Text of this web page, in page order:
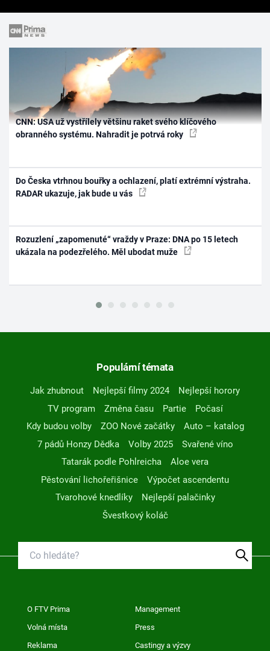
CNN: USA už vystřílely většinu raket svého klíčového
obranného systému. Nahradit je potrvá roky
Do Česka vtrhnou bouřky a ochlazení, platí extrémní výstraha.
RADAR ukazuje, jak bude u vás
Rozuzlení „zapomenuté“ vraždy v Praze: DNA po 15 letech
ukázala na podezřelého. Měl ubodat muže
Populární témata
Jak zhubnout Nejlepší filmy 2024
Nejlepší horory
TV program
Změna času Partie
Počasí
Kdy budou volby
ZOO Nové začátky
Auto – katalog
7 pádů Honzy Dědka
Volby 2025
Svařené víno
Tatarák podle Pohlreicha
Aloe vera
Pěstování lichořeřišnice
Výpočet ascendentu
Tvarohové knedlíky
Nejlepší palačinky
Švestkový koláč
O FTV Prima Management
Volná místa Press
Reklama Castingy a výzvy